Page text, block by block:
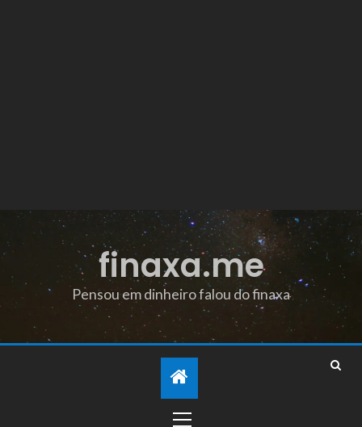
finaxa.me
Pensou em dinheiro falou do finaxa